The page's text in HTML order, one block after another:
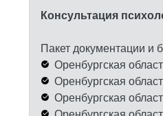
Консультация
Пакет документации и
Оренбургская
Оренбургская
Оренбургская